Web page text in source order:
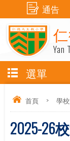
Yan
通告
選單
首頁 > 學
2025-26